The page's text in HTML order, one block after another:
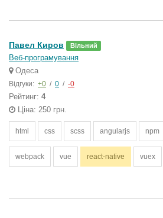
Павел Киров Вільний
Веб-програмування
Одеса
Відгуки: +0 / 0 / -0
Рейтинг: 4
Ціна: 250 грн.
html css scss angularjs npm
webpack vue react-native vuex